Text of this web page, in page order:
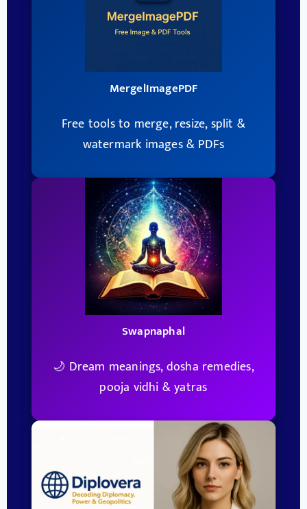
MergelImagePDF
Free tools to merge, resize, split &
watermark images & PDFs
Swapnaphal
🌙 Dream meanings, dosha remedies,
pooja vidhi & yatras